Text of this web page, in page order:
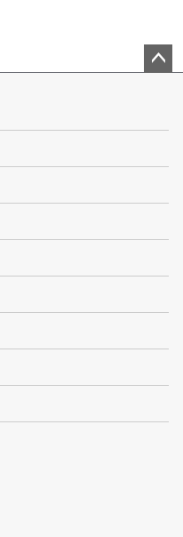
ップ